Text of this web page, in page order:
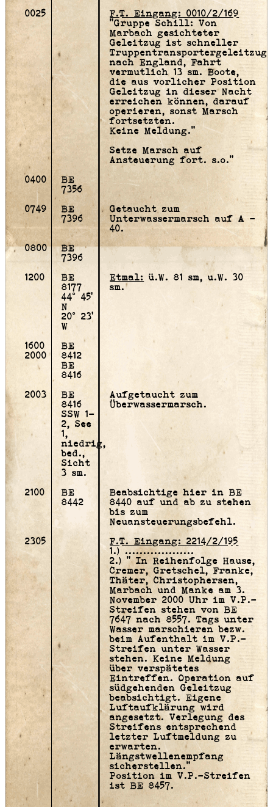
0025
F.T. Eingang: 0010/2/169
"Gruppe Schill: Von
Marbach gesichteter
Geleitzug ist schneller
Truppentransportergeleitzug
nach England, Fahrt
vermutlich 13 sm. Boote,
die aus vorlicher Position
Geleitzug in dieser Nacht
erreichen können, darauf
operieren, sonst Marsch
fortsetzten.
Keine Meldung."
Setze Marsch auf
Ansteuerung fort. s.o."
0400
BE
7356
0749
BE
7396
Getaucht zum
Unterwassermarsch auf A -
40.
0800
BE
7396
1200
BE
8177
44° 45'
N
20° 23'
W
Etmal: ü.W. 81 sm, u.W. 30
sm.
1600
2000
BE
8412
BE
8416
2003
BE
8416
SSW 1-
2, See
1,
niedrig,
bed.,
Sicht
3 sm.
Aufgetaucht zum
Überwassermarsch.
2100
BE
8442
Beabsichtige hier in BE
8440 auf und ab zu stehen
bis zum
Neuansteuerungsbefehl.
2305
F.T. Eingang: 2214/2/195
1.) ...................
2.) " In Reihenfolge Hause,
Cremer, Gretschel, Franke,
Thäter, Christophersen,
Marbach und Manke am 3.
November 2000 Uhr im V.P.-
Streifen stehen von BE
7647 nach 8557. Tags unter
Wasser marschieren bezw.
beim Aufenthalt im V.P.-
Streifen unter Wasser
stehen. Keine Meldung
über verspätetes
Eintreffen. Operation auf
südgehenden Geleitzug
beabsichtigt. Eigene
Luftaufklärung wird
angesetzt. Verlegung des
Streifens entsprechend
letzter Luftmeldung zu
erwarten.
Längstwellenempfang
sicherstellen."
Position im V.P.-Streifen
ist BE 8457.